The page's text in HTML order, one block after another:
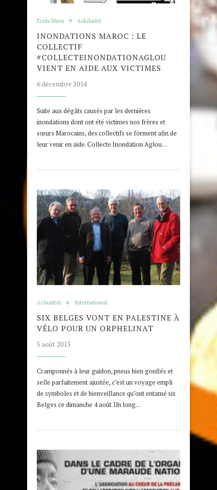
Écrits libres Solidarité
INONDATIONS MAROC : LE
COLLECTIF
#COLLECTEINONDATIONAGLOU
VIENT EN AIDE AUX VICTIMES
6 décembre 2014
Suite aux dégâts causés par les dernières
inondations dont ont été victimes nos frères et
sœurs Marocains, des collectifs se forment afin de
leur venir en aide. Collecte Inondation Aglou…
Actualités International
SIX BELGES VONT EN PALESTINE À
VÉLO POUR UN ORPHELINAT
5 août 2013
Cramponnés à leur guidon, pneus bien gonflés et
selle parfaitement ajustée, c’est un voyage empli
de symboles et de bienveillance qu’ont entamé six
Belges ce dimanche 4 août. Un long…